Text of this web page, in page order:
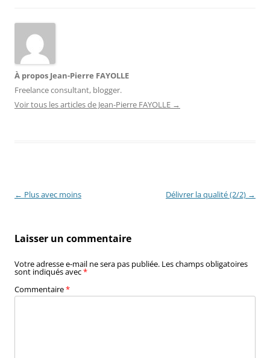
À propos Jean-Pierre FAYOLLE
Freelance consultant, blogger.
Voir tous les articles de Jean-Pierre FAYOLLE →
Navigation
← Plus avec moins Délivrer la qualité (2/2) →
Laisser un commentaire
Votre adresse e-mail ne sera pas publiée. Les champs obligatoires
sont indiqués avec*
Commentaire*